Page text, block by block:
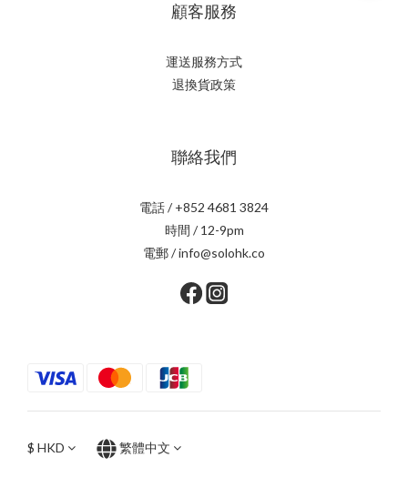
顧客服務
運送服務方式
退換貨政策
聯絡我們
電話 / +852 4681 3824
時間 / 12-9pm
電郵 / info@solohk.co
$ HKD 繁體中文